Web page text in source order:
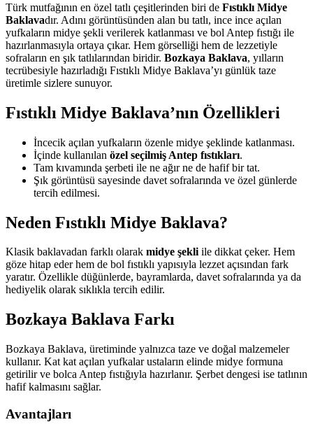
Türk mutfağının en özel tatlı çeşitlerinden biri de Fıstıklı Midye
Baklavadır. Adını görüntüsünden alan bu tatlı, ince ince açılan
yufkaların midye şekli verilerek katlanması ve bol Antep fıstığı ile
hazırlanmasıyla ortaya çıkar. Hem görselliği hem de lezzetiyle
sofraların en şık tatlılarından biridir. Bozkaya Baklava, yılların
tecrübesiyle hazırladığı Fıstıklı Midye Baklava’yı günlük taze
üretimle sizlere sunuyor.
Fıstıklı Midye Baklava’nın Özellikleri
İncecik açılan yufkaların özenle midye şeklinde katlanması.
İçinde kullanılan özel seçilmiş Antep fıstıkları.
Tam kıvamında şerbeti ile ne ağır ne de hafif bir tat.
Şık görüntüsü sayesinde davet sofralarında ve özel günlerde
tercih edilmesi.
Neden Fıstıklı Midye Baklava?
Klasik baklavadan farklı olarak midye şekliile dikkat çeker. Hem
göze hitap eder hem de bol fıstıklı yapısıyla lezzet açısından fark
yaratır. Özellikle düğünlerde, bayramlarda, davet sofralarında ya da
hediyelik olarak sıklıkla tercih edilir.
Bozkaya Baklava Farkı
Bozkaya Baklava, üretiminde yalnızca taze ve doğal malzemeler
kullanır. Kat kat açılan yufkalar ustaların elinde midye formuna
getirilir ve bolca Antep fıstığıyla hazırlanır. Şerbet dengesi ise tatlının
hafif kalmasını sağlar.
Avantajları